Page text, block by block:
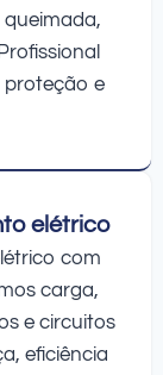
e
elétrico
com
carga,
e circuitos
eficiência